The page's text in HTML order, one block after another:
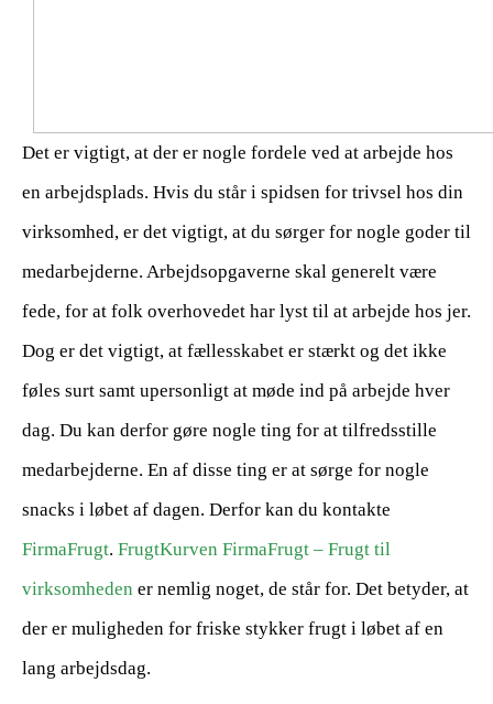
Det er vigtigt, at der er nogle fordele ved at arbejde hos
en arbejdsplads. Hvis du står i spidsen for trivsel hos din
virksomhed, er det vigtigt, at du sørger for nogle goder til
medarbejderne. Arbejdsopgaverne skal generelt være
fede, for at folk overhovedet har lyst til at arbejde hos jer.
Dog er det vigtigt, at fællesskabet er stærkt og det ikke
føles surt samt upersonligt at møde ind på arbejde hver
dag. Du kan derfor gøre nogle ting for at tilfredsstille
medarbejderne. En af disse ting er at sørge for nogle
snacks i løbet af dagen. Derfor kan du kontakte
FirmaFrugt. FrugtKurven FirmaFrugt – Frugt til
virksomheden er nemlig noget, de står for. Det betyder, at
der er muligheden for friske stykker frugt i løbet af en
lang arbejdsdag.